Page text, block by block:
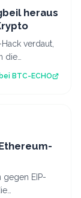
heraus
verdaut,
die
BTC-ECHO
gegen EIP-